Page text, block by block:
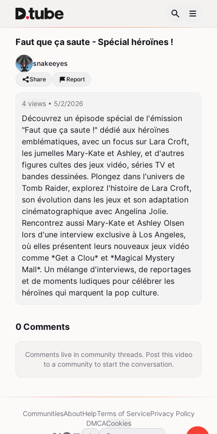
Faut que ça saute - Spécial héroïnes !
snakeeyes
Share Report
4 views • 5/2/2026
Découvrez un épisode spécial de l'émission
"Faut que ça saute !" dédié aux héroïnes
emblématiques, avec un focus sur Lara Croft,
les jumelles Mary-Kate et Ashley, et d'autres
figures cultes des jeux vidéo, séries TV et
bandes dessinées. Plongez dans l'univers de
Tomb Raider, explorez l'histoire de Lara Croft,
son évolution dans les jeux et son adaptation
cinématographique avec Angelina Jolie.
Rencontrez aussi Mary-Kate et Ashley Olsen
lors d'une interview exclusive à Los Angeles,
où elles présentent leurs nouveaux jeux vidéo
comme *Get a Clou* et *Magical Mystery
Mall*. Un mélange d'interviews, de reportages
et de moments ludiques pour célébrer les
héroïnes qui marquent la pop culture.
0 Comments
Comments live in community threads. Post this video
to a community to start the conversation.
CommunitiesAboutHelpTerms of ServicePrivacy Policy
DMCACookies